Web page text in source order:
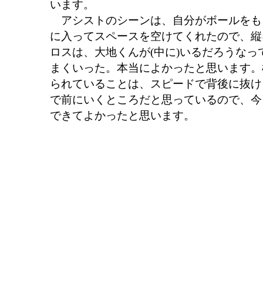
います。
アシストのシーンは、自分がボールを
に入ってスペースを空けてくれたので、
ロスは、大地くんが(中に)いるだろうな
まくいった。本当によかったと思います
られていることは、スピードで背後に抜
で前にいくところだと思っているので、
できてよかったと思います。